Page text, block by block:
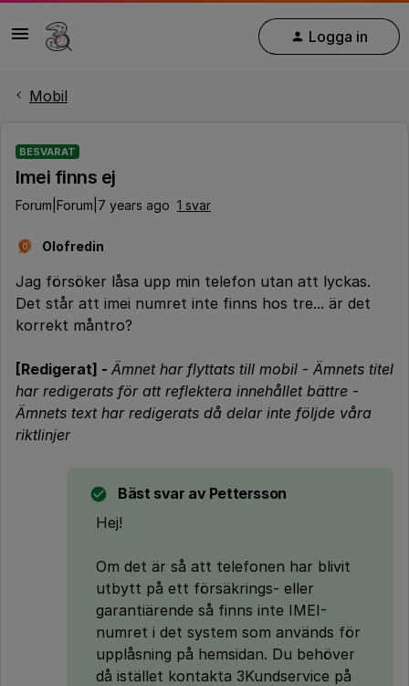
Logga in
Mobil
BESVARAT
Imei finns ej
Forum|Forum|7 years ago 1 svar
O Olofredin
Jag försöker låsa upp min telefon utan att lyckas.
Det står att imei numret inte finns hos tre... är det
korrekt måntro?
[Redigerat] - Ämnet har flyttats till mobil - Ämnets titel
har redigerats för att reflektera innehållet bättre -
Ämnets text har redigerats då delar inte följde våra
riktlinjer
Bäst svar av Pettersson
Hej!
Om det är så att telefonen har blivit
utbytt på ett försäkrings- eller
garantiärende så finns inte IMEI-
numret i det system som används för
upplåsning på hemsidan. Du behöver
då istället kontakta 3Kundservice på